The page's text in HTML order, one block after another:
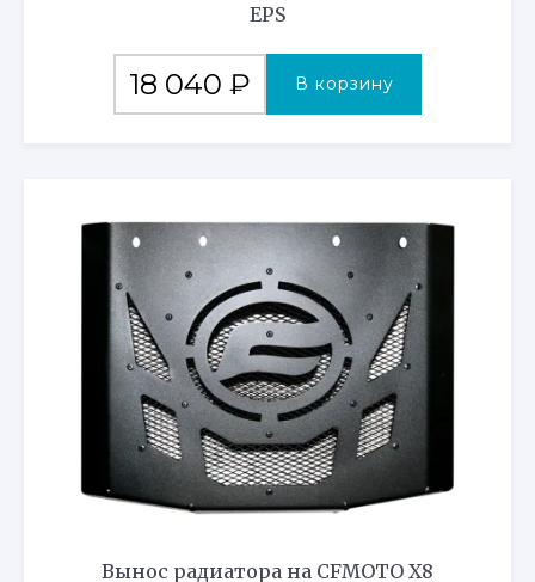
EPS
18 040 ₽ В корзину
Вынос радиатора на CFMOTO X8